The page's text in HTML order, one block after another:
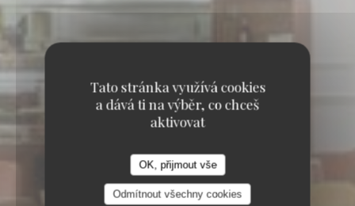
Tato stránka využívá cookies
a dává ti na výběr, co chceš
aktivovat
OK, přijmout vše
Odmítnout všechny cookies